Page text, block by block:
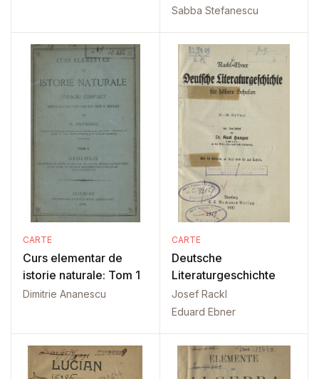
Sabba Stefanescu
CARTE
Curs elementar de
istorie naturale: Tom 1
Dimitrie Ananescu
CARTE
Deutsche
Literaturgeschichte
Josef Rackl
Eduard Ebner